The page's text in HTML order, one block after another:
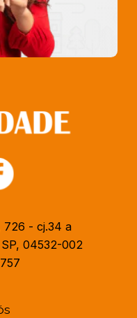
726 - cj.34 a
04532-002